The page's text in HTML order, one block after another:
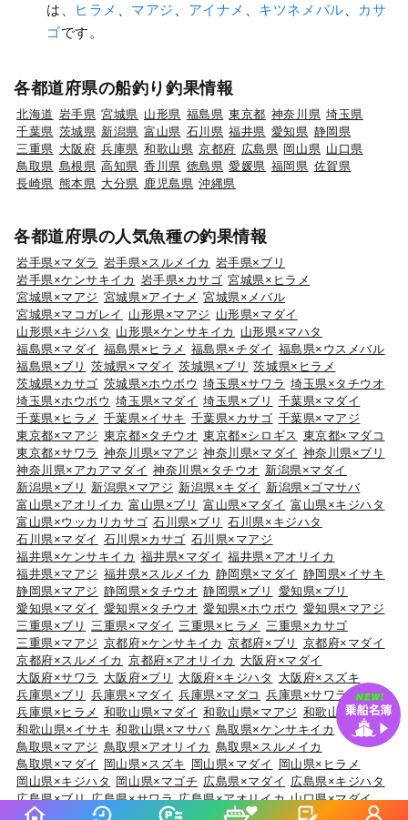
は、
ヒラメ マアジ アイナメ キツネメバル
カサ
ゴです。
各都道府県の船釣り釣果情報
北海道 岩手県 宮城県 山形県 福島県 東京都 神奈川県 埼玉県
千葉県 茨城県 新潟県 富山県 石川県 福井県 愛知県 静岡県
三重県 大阪府 兵庫県 和歌山県 京都府 広島県 岡山県 山口県
鳥取県 島根県 高知県 香川県 徳島県 愛媛県 福岡県 佐賀県
長崎県 熊本県 大分県 鹿児島県 沖縄県
各都道府県の人気魚種の釣果情報
岩手県×マダラ 岩手県×スルメイカ 岩手県×ブリ
岩手県×ケンサキイカ 岩手県×カサゴ 宮城県×ヒラメ
宮城県×マアジ 宮城県×アイナメ 宮城県×メバル
宮城県×マコガレイ
山形県×マアジ 山形県×マダイ
山形県×キジハタ 山形県×ケンサキイカ
山形県×マハタ
福島県×マダイ 福島県×ヒラメ 福島県×チダイ 福島県×ウスメバル
福島県×ブリ
茨城県×マダイ 茨城県×ブリ
茨城県×ヒラメ
茨城県×カサゴ 茨城県×ホウボウ 埼玉県×サワラ 埼玉県×タチウオ
埼玉県×ホウボウ 埼玉県×マダイ 埼玉県×ブリ
千葉県×マダイ
千葉県×ヒラメ 千葉県×イサキ 千葉県×カサゴ 千葉県×マアジ
東京都×マアジ 東京都×タチウオ 東京都×シロギス 東京都×マダコ
東京都×サワラ 神奈川県×マアジ 神奈川県×マダイ 神奈川県×ブリ
神奈川県×アカアマダイ 神奈川県×タチウオ 新潟県×マダイ
新潟県×ブリ
新潟県×マアジ 新潟県×キダイ
新潟県×ゴマサバ
富山県×アオリイカ 富山県×ブリ 富山県×マダイ 富山県×キジハタ
富山県×ウッカリカサゴ 石川県×ブリ
石川県×キジハタ
石川県×マダイ 石川県×カサゴ 石川県×マアジ
福井県×ケンサキイカ 福井県×マダイ 福井県×アオリイカ
福井県×マアジ 福井県×スルメイカ 静岡県×マダイ 静岡県×イサキ
静岡県×マアジ 静岡県×タチウオ 静岡県×ブリ
愛知県×ブリ
愛知県×マダイ 愛知県×タチウオ 愛知県×ホウボウ 愛知県×マアジ
三重県×ブリ
三重県×マダイ 三重県×ヒラメ
三重県×カサゴ
三重県×マアジ 京都府×ケンサキイカ 京都府×ブリ
京都府×マダイ
京都府×スルメイカ 京都府×アオリイカ
大阪府×マダイ
大阪府×サワラ
大阪府×ブリ 大阪府×キジハタ
大阪府×スズキ
兵庫県×ブリ
兵庫県×マダイ 兵庫県×マダコ
兵庫県×サワラ
兵庫県×ヒラメ 和歌山県×マダイ 和歌山県×マアジ 和歌山県×ブリ
和歌山県×イサキ 和歌山県×マサバ 鳥取県×ケンサキイカ
鳥取県×マアジ 鳥取県×アオリイカ
鳥取県×スルメイカ
鳥取県×マダイ
岡山県×スズキ 岡山県×マダイ
岡山県×ヒラメ
岡山県×キジハタ 岡山県×マゴチ 広島県×マダイ 広島県×キジハタ
広島県×ブリ 広島県×サワラ 広島県×アオリイカ 山口県×マダイ
山口県×ケンサキイカ
山口県×キジハタ 山口県×ヒラマサ